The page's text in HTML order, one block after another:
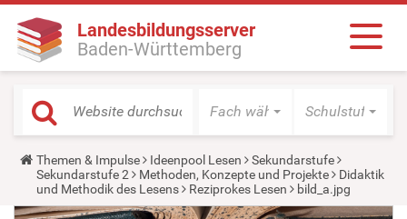
Landesbildungsserver
Baden-Württemberg
Fach wählen Schulstufe
Y
o
u
a
Themen & Impulse Ideenpool Lesen
Sekundarstufe
Sekundarstufe 2
Methoden, Konzepte und Projekte
Didaktik
und Methodik des Lesens
Reziprokes Lesen bild_a.jpg